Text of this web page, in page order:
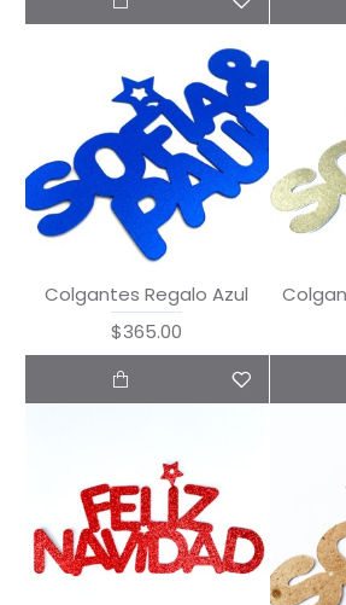
Colgantes Regalo Azul
$365.00